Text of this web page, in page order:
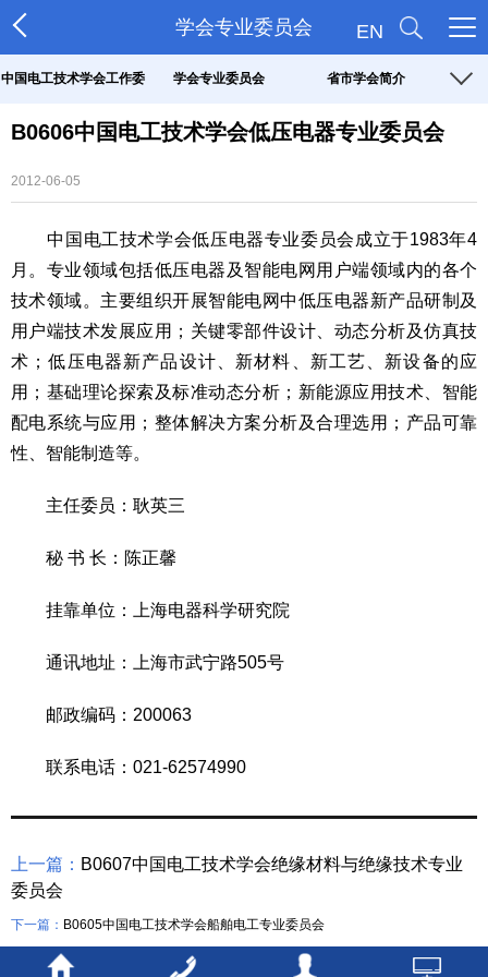
学会专业委员会 EN
中国电工技术学会工作委
员会
学会专业委员会 省市学会简介
B0606中国电工技术学会低压电器专业委员会
2012-06-05
中国电工技术学会低压电器专业委员会成立于1983年4
月。专业领域包括低压电器及智能电网用户端领域内的各个
技术领域。主要组织开展智能电网中低压电器新产品研制及
用户端技术发展应用；关键零部件设计、动态分析及仿真技
术；低压电器新产品设计、新材料、新工艺、新设备的应
用；基础理论探索及标准动态分析；新能源应用技术、智能
配电系统与应用；整体解决方案分析及合理选用；产品可靠
性、智能制造等。
主任委员：耿英三
秘 书 长：陈正馨
挂靠单位：上海电器科学研究院
通讯地址：上海市武宁路505号
邮政编码：200063
联系电话：021-62574990
上一篇： B0607中国电工技术学会绝缘材料与绝缘技术专业
委员会
下一篇： B0605中国电工技术学会船舶电工专业委员会